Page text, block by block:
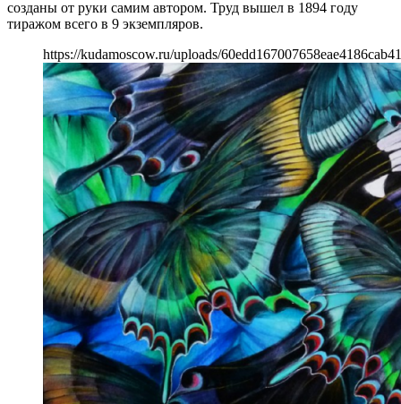
созданы от руки самим автором. Труд вышел в 1894 году
тиражом всего в 9 экземпляров.
https://kudamoscow.ru/uploads/